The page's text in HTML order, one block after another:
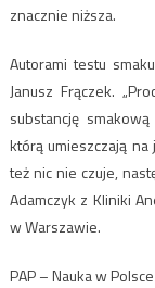
znacznie niższa.
Autorami testu
Janusz Frączek.
substancję
którą umieszczają
też nic nie czuje,
Adamczyk z Kliniki
w Warszawie.
PAP – Nauka w Polsce